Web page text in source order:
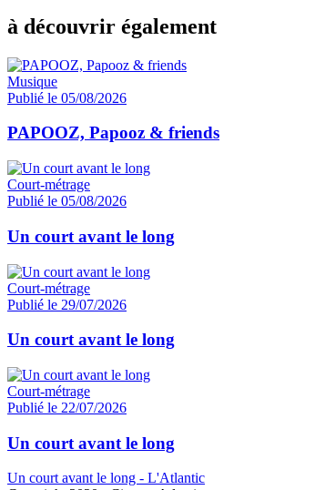
à découvrir également
Musique
Publié le 05/08/2026
PAPOOZ, Papooz & friends
Court-métrage
Publié le 05/08/2026
Un court avant le long
Court-métrage
Publié le 29/07/2026
Un court avant le long
Court-métrage
Publié le 22/07/2026
Un court avant le long
Un court avant le long - L'Atlantic